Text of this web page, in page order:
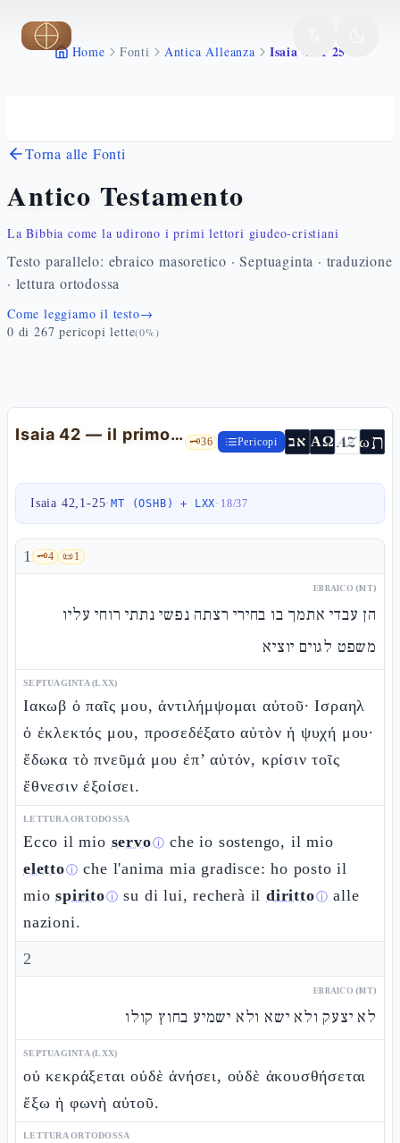
Vai al contenuto principale
Home Fonti Antica Alleanza Isaia 42 1 25
Torna alle Fonti
Antico Testamento
La Bibbia come la udirono i primi lettori giudeo-cristiani
Testo parallelo: ebraico masoretico · Septuaginta · traduzione
· lettura ortodossa
Come leggiamo il testo→
0 di 267 pericopi lette(0%)
Isaia 42 — il primo Canto del Servo e il servo-popolo cieco 🗝️36 Pericopi אב ΑΩ AZωת
Isaia 42,1-25·MT (OSHB) + LXX· 18/37
1 🗝️4 📜1
EBRAICO (MT)
הן עבדי אתמך בו בחירי רצתה נפשי נתתי רוחי עליו
משפט לגוים יוציא
SEPTUAGINTA (LXX)
Ιακωβ ὁ παῖς μου, ἀντιλήμψομαι αὐτοῦ· Ισραηλ
ὁ ἐκλεκτός μου, προσεδέξατο αὐτὸν ἡ ψυχή μου·
ἔδωκα τὸ πνεῦμά μου ἐπ’ αὐτόν, κρίσιν τοῖς
ἔθνεσιν ἐξοίσει.
LETTURA ORTODOSSA
Ecco il mio servoⓘ che io sostengo, il mio
elettoⓘ che l'anima mia gradisce: ho posto il
miospiritoⓘ su di lui, recherà ildirittoⓘ alle
nazioni.
2
EBRAICO (MT)
לא יצעק ולא ישא ולא ישמיע בחוץ קולו
SEPTUAGINTA (LXX)
οὐ κεκράξεται οὐδὲ ἀνήσει, οὐδὲ ἀκουσθήσεται
ἔξω ἡ φωνὴ αὐτοῦ.
LETTURA ORTODOSSA